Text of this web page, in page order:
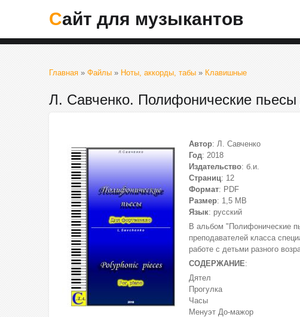
Сайт для музыкантов
Главная » Файлы » Ноты, аккорды, табы » Клавишные
Л. Савченко. Полифонические
Автор: Л. Савченко
Год: 2018
Издательство: б.и.
Страниц: 12
Формат: PDF
Размер: 1,5 МВ
Язык: русский
В альбом "Полифонические
преподавателей класса
работе с детьми разного
СОДЕРЖАНИЕ:
Дятел
Прогулка
Часы
Менуэт До-мажор